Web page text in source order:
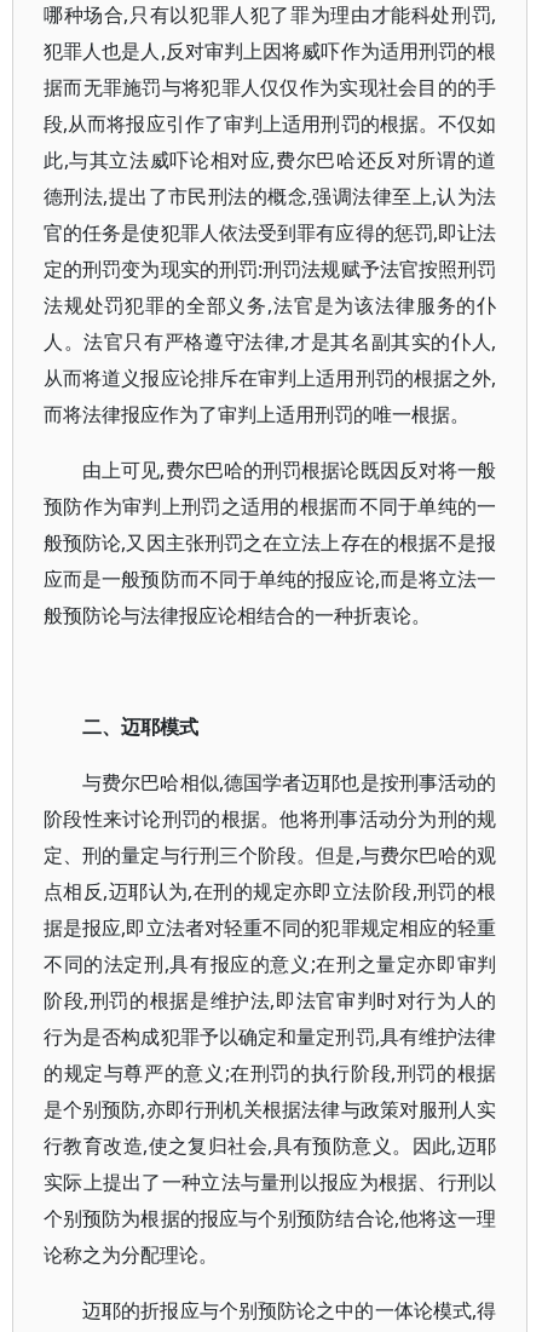
哪种场合,只有以犯罪人犯了罪为理由才能科处刑罚,
犯罪人也是人,反对审判上因将威吓作为适用刑罚的根
据而无罪施罚与将犯罪人仅仅作为实现社会目的的手
段,从而将报应引作了审判上适用刑罚的根据。不仅如
此,与其立法威吓论相对应,费尔巴哈还反对所谓的道
德刑法,提出了市民刑法的概念,强调法律至上,认为法
官的任务是使犯罪人依法受到罪有应得的惩罚,即让法
定的刑罚变为现实的刑罚:刑罚法规赋予法官按照刑罚
法规处罚犯罪的全部义务,法官是为该法律服务的仆
人。法官只有严格遵守法律,才是其名副其实的仆人,
从而将道义报应论排斥在审判上适用刑罚的根据之外,
而将法律报应作为了审判上适用刑罚的唯一根据。
由上可见,费尔巴哈的刑罚根据论既因反对将一般
预防作为审判上刑罚之适用的根据而不同于单纯的一
般预防论,又因主张刑罚之在立法上存在的根据不是报
应而是一般预防而不同于单纯的报应论,而是将立法一
般预防论与法律报应论相结合的一种折衷论。
二、迈耶模式
与费尔巴哈相似,德国学者迈耶也是按刑事活动的
阶段性来讨论刑罚的根据。他将刑事活动分为刑的规
定、刑的量定与行刑三个阶段。但是,与费尔巴哈的观
点相反,迈耶认为,在刑的规定亦即立法阶段,刑罚的根
据是报应,即立法者对轻重不同的犯罪规定相应的轻重
不同的法定刑,具有报应的意义;在刑之量定亦即审判
阶段,刑罚的根据是维护法,即法官审判时对行为人的
行为是否构成犯罪予以确定和量定刑罚,具有维护法律
的规定与尊严的意义;在刑罚的执行阶段,刑罚的根据
是个别预防,亦即行刑机关根据法律与政策对服刑人实
行教育改造,使之复归社会,具有预防意义。因此,迈耶
实际上提出了一种立法与量刑以报应为根据、行刑以
个别预防为根据的报应与个别预防结合论,他将这一理
论称之为分配理论。
迈耶的折报应与个别预防论之中的一体论模式,得